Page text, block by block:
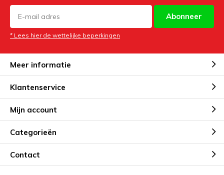
Abonneer
* Lees hier de wettelijke beperkingen
Meer informatie
Klantenservice
Mijn account
Categorieën
Contact